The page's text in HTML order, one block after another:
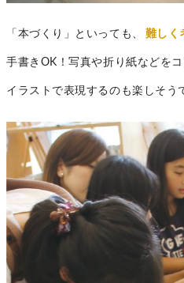
「本づくり」といっても、 難しく
手書きOK！写真や折り紙などを
イラストで表現するのも楽しそう